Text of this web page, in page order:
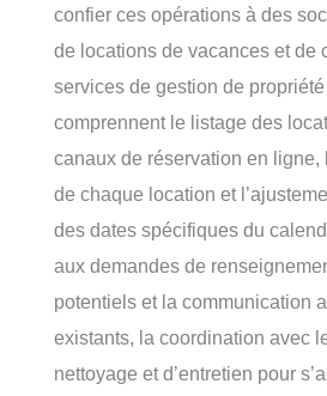
confier ces opérations à des
de locations de vacances et de
services de gestion de
comprennent le listage des
canaux de réservation en ligne,
de chaque location et
des dates spécifiques du
aux demandes de
potentiels et la communication
existants, la coordination avec
nettoyage et d’entretien pour